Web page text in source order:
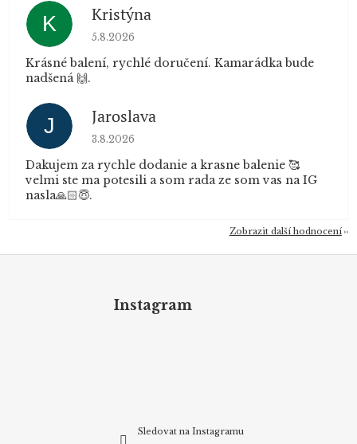
K Kristýna
Hodnocení obchodu je 5 z 5 hvězdiček.
5.8.2026
Krásné balení, rychlé doručení. Kamarádka bude
nadšená 🙌.
J Jaroslava
Hodnocení obchodu je 5 z 5 hvězdiček.
3.8.2026
Dakujem za rychle dodanie a krasne balenie 🥰
velmi ste ma potesili a som rada ze som vas na IG
nasla🙏🏻😇.
Zobrazit další hodnocení
Instagram
Sledovat na Instagramu